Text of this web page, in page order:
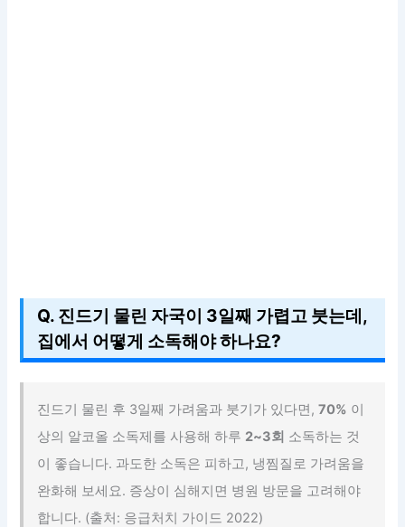
Q. 진드기 물린 자국이 3일째 가렵고 붓는데,
집에서 어떻게 소독해야 하나요?
진드기 물린 후 3일째 가려움과 붓기가 있다면,70% 이
상의 알코올 소독제를 사용해 하루 2~3회 소독하는 것
이 좋습니다. 과도한 소독은 피하고, 냉찜질로 가려움을
완화해 보세요. 증상이 심해지면 병원 방문을 고려해야
합니다. (출처: 응급처치 가이드 2022)